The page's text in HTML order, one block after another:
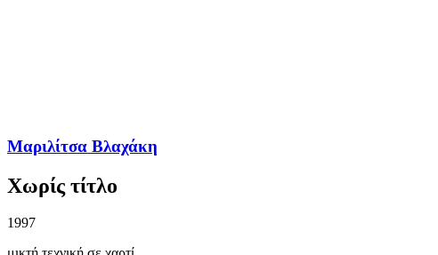
Μαριλίτσα Βλαχάκη
Χωρίς τίτλο
1997